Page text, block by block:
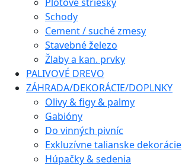
Schody
Cement / suché zmesy
Stavebné železo
Žlaby a kan. prvky
PALIVOVÉ DREVO
ZÁHRADA/DEKORÁCIE/DOPLNKY
Olivy & figy & palmy
Gabióny
Do vinných pivníc
Exkluzívne talianske dekorácie
Húpačky & sedenia